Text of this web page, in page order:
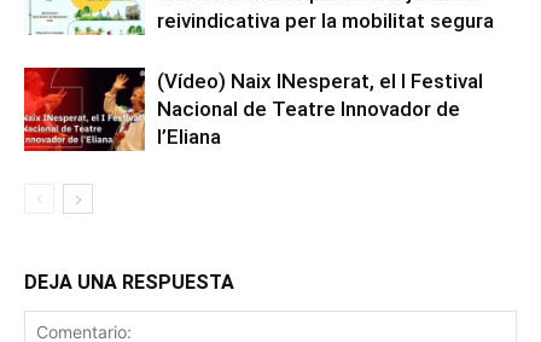
reivindicativa per la mobilitat segura
(Vídeo) Naix INesperat, el I Festival
Nacional de Teatre Innovador de
l’Eliana
DEJA UNA RESPUESTA